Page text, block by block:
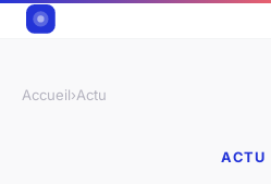
Accueil›Actu
ACTU